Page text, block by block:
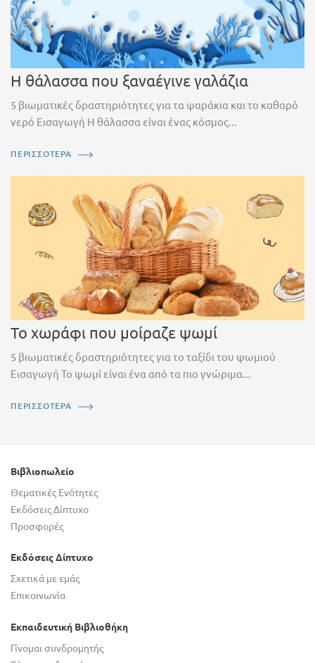
Η θάλασσα που ξαναέγινε γαλάζια
5 βιωματικές δραστηριότητες για τα ψαράκια και το καθαρό
νερό Εισαγωγή Η θάλασσα είναι ένας κόσμος...
ΠΕΡΙΣΣΟΤΕΡΑ
Το χωράφι που μοίραζε ψωμί
5 βιωματικές δραστηριότητες για το ταξίδι του ψωμιού
Εισαγωγή Το ψωμί είναι ένα από τα πιο γνώριμα...
ΠΕΡΙΣΣΟΤΕΡΑ
Βιβλιοπωλείο
Θεματικές Ενότητες
Εκδόσεις Δίπτυχο
Προσφορές
Εκδόσεις Δίπτυχο
Σχετικά με εμάς
Επικοινωνία
Εκπαιδευτική Βιβλιοθήκη
Γίνομαι συνδρομητής